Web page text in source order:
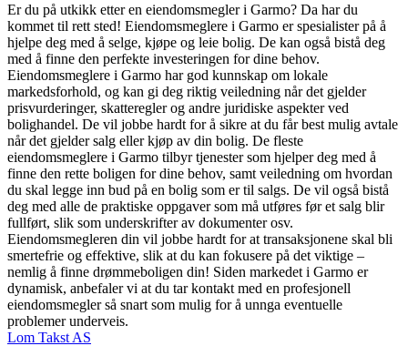
Er du på utkikk etter en eiendomsmegler i Garmo? Da har du
kommet til rett sted! Eiendomsmeglere i Garmo er spesialister på å
hjelpe deg med å selge, kjøpe og leie bolig. De kan også bistå deg
med å finne den perfekte investeringen for dine behov.
Eiendomsmeglere i Garmo har god kunnskap om lokale
markedsforhold, og kan gi deg riktig veiledning når det gjelder
prisvurderinger, skatteregler og andre juridiske aspekter ved
bolighandel. De vil jobbe hardt for å sikre at du får best mulig avtale
når det gjelder salg eller kjøp av din bolig. De fleste
eiendomsmeglere i Garmo tilbyr tjenester som hjelper deg med å
finne den rette boligen for dine behov, samt veiledning om hvordan
du skal legge inn bud på en bolig som er til salgs. De vil også bistå
deg med alle de praktiske oppgaver som må utføres før et salg blir
fullført, slik som underskrifter av dokumenter osv.
Eiendomsmegleren din vil jobbe hardt for at transaksjonene skal bli
smertefrie og effektive, slik at du kan fokusere på det viktige –
nemlig å finne drømmeboligen din! Siden markedet i Garmo er
dynamisk, anbefaler vi at du tar kontakt med en profesjonell
eiendomsmegler så snart som mulig for å unnga eventuelle
problemer underveis.
Lom Takst AS